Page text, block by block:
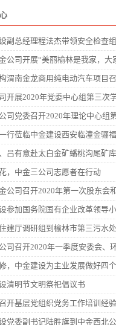
副总经理程法杰带领安全检查
公司开展“美丽榆林是我家，大
渭南金龙商用纯电动汽车项目
开展2020年党委中心组第三次
司党委召开2020年理论中心组
行莅临中金建设西安临潼金骊
吕有意赴太白金矿蟠桃沟尾矿
，中金三公司志愿者在行动
公司召开2020年第一次股东会
参加国务院国有企业改革领导
建厅调研组到榆林市第三污水
司召开2020年一季度安委会、
，中金建设为主业发展做好四
清明节文明祭祀倡议书
开基层党组织党务工作培训经
党委副书记陆胜旗到中金西北